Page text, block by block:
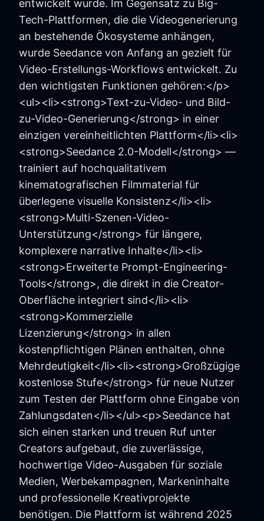
entwickelt wurde. Im Gegensatz zu Big-
Tech-Plattformen, die die Videogenerierung
an bestehende Ökosysteme anhängen,
wurde Seedance von Anfang an gezielt für
Video-Erstellungs-Workflows entwickelt. Zu
den wichtigsten Funktionen gehören:</p>
<ul><li><strong>Text-zu-Video- und Bild-
zu-Video-Generierung</strong> in einer
einzigen vereinheitlichten Plattform</li><li>
<strong>Seedance 2.0-Modell</strong> —
trainiert auf hochqualitativem
kinematografischen Filmmaterial für
überlegene visuelle Konsistenz</li><li>
<strong>Multi-Szenen-Video-
Unterstützung</strong> für längere,
komplexere narrative Inhalte</li><li>
<strong>Erweiterte Prompt-Engineering-
Tools</strong>, die direkt in die Creator-
Oberfläche integriert sind</li><li>
<strong>Kommerzielle
Lizenzierung</strong> in allen
kostenpflichtigen Plänen enthalten, ohne
Mehrdeutigkeit</li><li><strong>Großzügige
kostenlose Stufe</strong> für neue Nutzer
zum Testen der Plattform ohne Eingabe von
Zahlungsdaten</li></ul><p>Seedance hat
sich einen starken und treuen Ruf unter
Creators aufgebaut, die zuverlässige,
hochwertige Video-Ausgaben für soziale
Medien, Werbekampagnen, Markeninhalte
und professionelle Kreativprojekte
benötigen. Die Plattform ist während 2025